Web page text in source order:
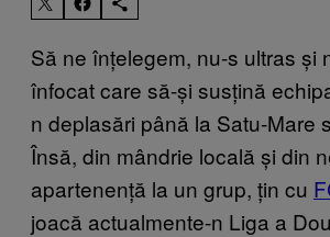
Să ne înțelegem, nu-s ultras și
înfocat care să-și susțină
n deplasări până la Satu-Mare
Însă, din mândrie locală și din
apartenență la un grup, țin cu
joacă actualmente-n Liga a